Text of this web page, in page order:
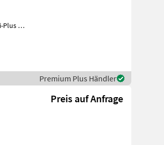
Plus *
Premium Plus Händler
Preis auf Anfrage